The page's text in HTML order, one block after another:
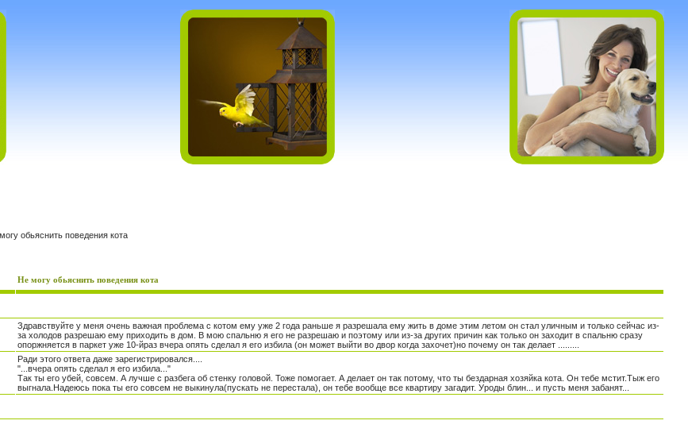
обьяснить поведения кота
Не могу обьяснить поведения кота
Здравствуйте у меня очень важная проблема с котом ему уже 2 года раньше я разрешала ему жить в доме этим летом он стал уличным и только сейчас из-
за холодов разрешаю ему приходить в дом. В мою спальню я его не разрешаю и поэтому или из-за других причин как только он заходит в спальню сразу
опоржняется в паркет уже 10-йраз вчера опять сделал я его избила (он может выйти во двор когда захочет)но почему он так делает .........
Ради этого ответа даже зарегистрировался....
"...вчера опять сделал я его избила..."
Так ты его убей, совсем. А лучше с разбега об стенку головой. Тоже помогает. А делает он так потому, что ты бездарная хозяйка кота. Он тебе мстит.Тыж его
выгнала.Надеюсь пока ты его совсем не выкинула(пускать не перестала), он тебе вообще все квартиру загадит. Уроды блин... и пусть меня забанят...